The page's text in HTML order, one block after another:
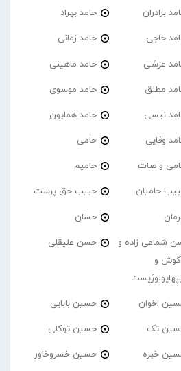
برادران حامد بهراد
حاجی حامد زمانی
عرشی حامد ماهینی
مطلق حامد موسوی
نیسی حامد همایون
وفایی حامی
و صات حامیم
حامیان حبیب حق پرست
حسان
شماعی زاده و
و
حسن علیقلی
اخوان حسین بابایی
تک حسین توکلی
خبره حسین خسروخاور